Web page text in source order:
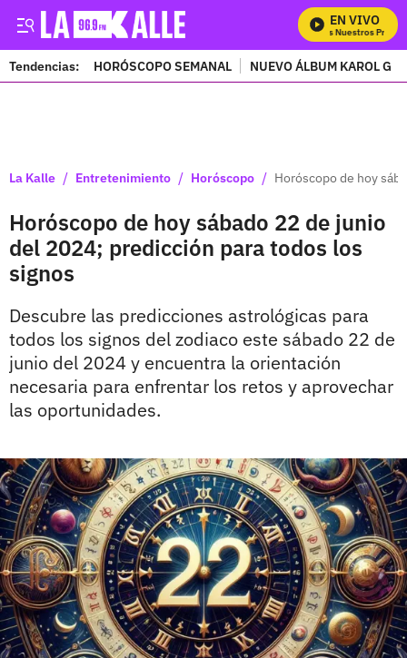
EN VIVO
Mira Todos Nuestros
Tendencias: HORÓSCOPO SEMANAL NUEVO ÁLBUM KAROL G
La Kalle / Entretenimiento / Horóscopo / Horóscopo de hoy
Horóscopo de hoy sábado 22 de junio
del 2024; predicción para todos los
signos
Descubre las predicciones astrológicas para
todos los signos del zodiaco este sábado 22 de
junio del 2024 y encuentra la orientación
necesaria para enfrentar los retos y aprovechar
las oportunidades.